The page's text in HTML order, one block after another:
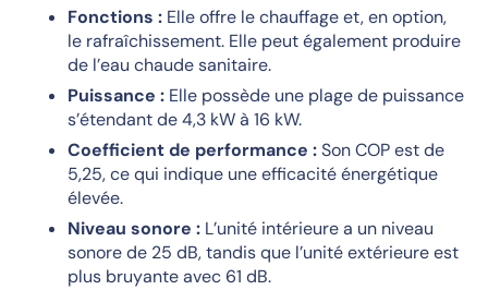
Fonctions : Elle offre le chauffage et, en option,
le rafraîchissement. Elle peut également produire
de l’eau chaude sanitaire.
Puissance : Elle possède une plage de puissance
s’étendant de 4,3 kW à 16 kW.
Coefficient de performance :Son COP est de
5,25, ce qui indique une efficacité énergétique
élevée.
Niveau sonore : L’unité intérieure a un niveau
sonore de 25 dB, tandis que l’unité extérieure est
plus bruyante avec 61 dB.